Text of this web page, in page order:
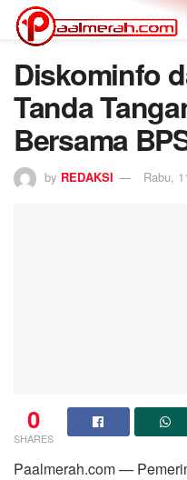
Diskominfo
Tanda
Bersama
by REDAKSI Rabu,
0
SHARES
Paalmerah.com —